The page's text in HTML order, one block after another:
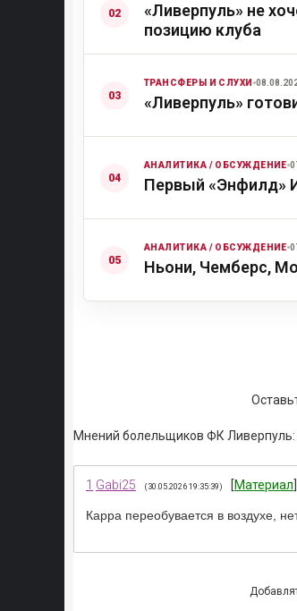
«Ливерпуль» не
позицию клуба
ТРАНСФЕРЫ И СЛУХИ
«Ливерпуль»
АНАЛИТИКА / ОБСУЖДЕНИЕ
Первый «Энфилд»
АНАЛИТИКА / ОБСУЖДЕНИЕ
Ньони, Чемберс,
Мнений болельщиков ФК Ливерпуль:
1 Gabi25 (30.05.2026 19:35:39) [Материал
Карра переобувается в воздухе,